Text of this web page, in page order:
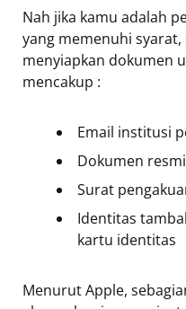
Nah jika kamu adalah
yang memenuhi
menyiapkan dokumen
mencakup :
Email institusi
Dokumen
Surat
Identitas
kartu identitas
Menurut Apple,